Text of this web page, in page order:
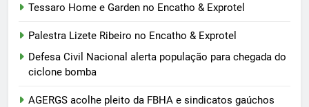
Tessaro Home e Garden no Encatho & Exprotel
Palestra Lizete Ribeiro no Encatho & Exprotel
Defesa Civil Nacional alerta população para chegada do
ciclone bomba
AGERGS acolhe pleito da FBHA e sindicatos gaúchos